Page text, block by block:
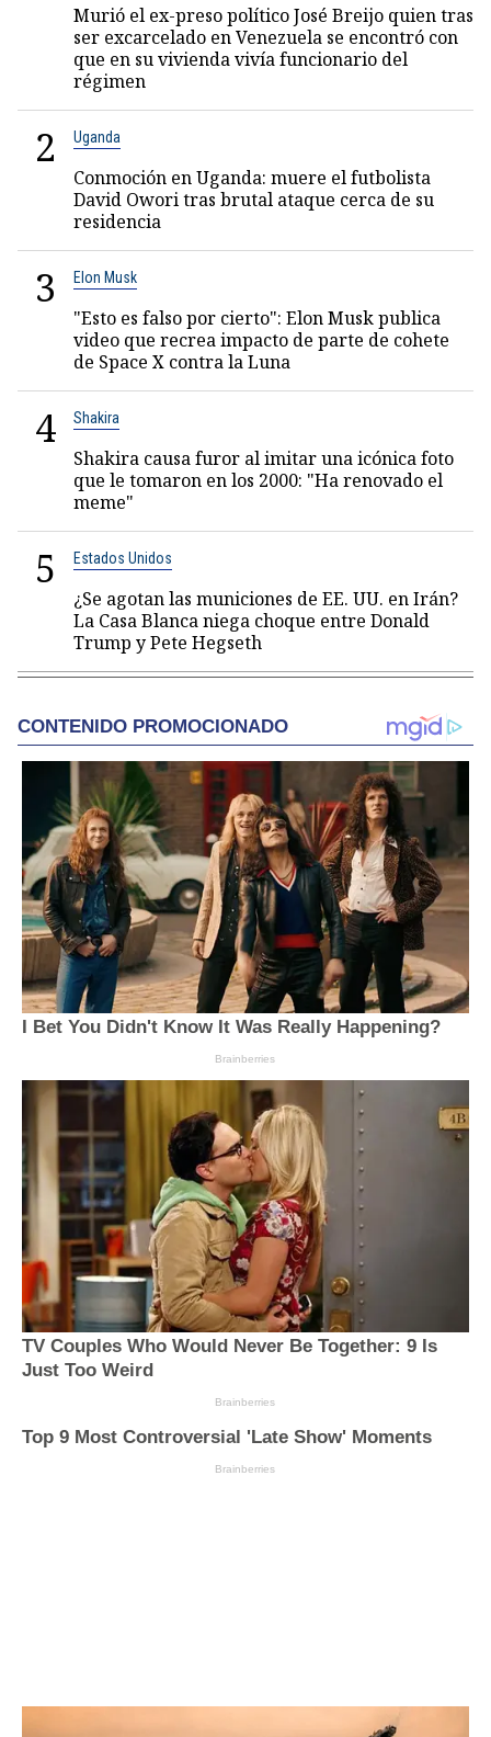
Murió el ex-preso político José Breijo quien tras
ser excarcelado en Venezuela se encontró con
que en su vivienda vivía funcionario del
régimen
2 Uganda
Conmoción en Uganda: muere el futbolista
David Owori tras brutal ataque cerca de su
residencia
3 Elon Musk
"Esto es falso por cierto": Elon Musk publica
video que recrea impacto de parte de cohete
de Space X contra la Luna
4 Shakira
Shakira causa furor al imitar una icónica foto
que le tomaron en los 2000: "Ha renovado el
meme"
5 Estados Unidos
¿Se agotan las municiones de EE. UU. en Irán?
La Casa Blanca niega choque entre Donald
Trump y Pete Hegseth